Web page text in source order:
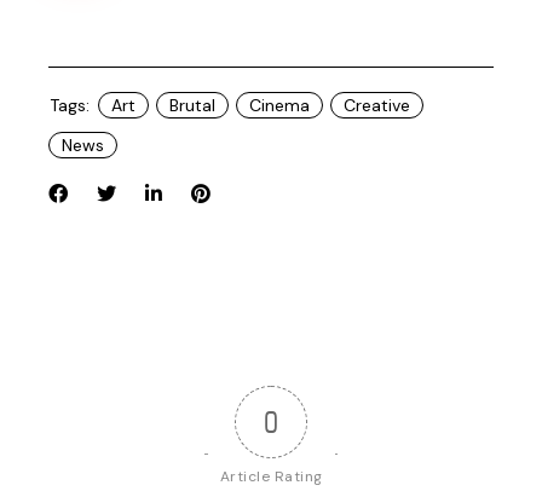
Tags: Art Brutal Cinema
Creative
News
0
Article Rating